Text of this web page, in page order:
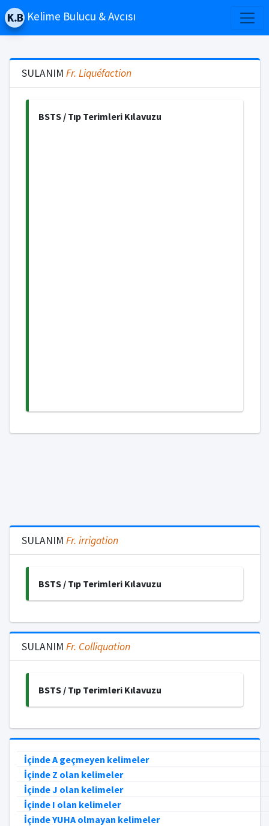
Kelime Bulucu & Avcısı
SULANIM Fr. Liquéfaction
BSTS / Tıp Terimleri Kılavuzu
SULANIM Fr. irrigation
BSTS / Tıp Terimleri Kılavuzu
SULANIM Fr. Colliquation
BSTS / Tıp Terimleri Kılavuzu
İçinde A geçmeyen kelimeler
İçinde Z olan kelimeler
İçinde J olan kelimeler
İçinde I olan kelimeler
İçinde YUHA olmayan kelimeler